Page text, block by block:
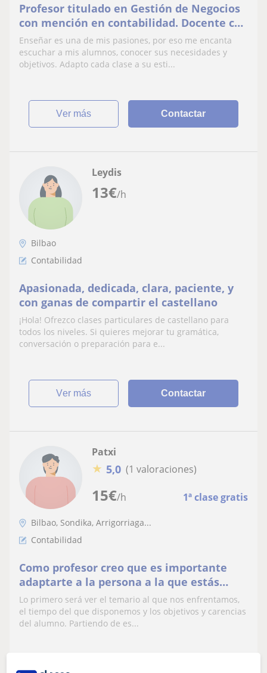
Profesor titulado en Gestión de Negocios
con mención en contabilidad. Docente con
ganas y motivado para enseñar.
Enseñar es una de mis pasiones, por eso me encanta
escuchar a mis alumnos, conocer sus necesidades y
objetivos. Adapto cada clase a su esti...
ver más Contactar
13€/h
Leydis
Bilbao
Contabilidad
Apasionada, dedicada, clara, paciente, y
con ganas de compartir el castellano
¡Hola! Ofrezco clases particulares de castellano para
todos los niveles. Si quieres mejorar tu gramática,
conversación o preparación para e...
ver más Contactar
15€/h 1ª clase gratis
Patxi
★ 5,0 (1 valoraciones)
Bilbao, Sondika, Arrigorriaga...
Contabilidad
Como profesor creo que es importante
adaptarte a la persona a la que estás
ayudando
Lo primero será ver el temario al que nos enfrentamos,
el tiempo del que disponemos y los objetivos y carencias
del alumno. Partiendo de es...